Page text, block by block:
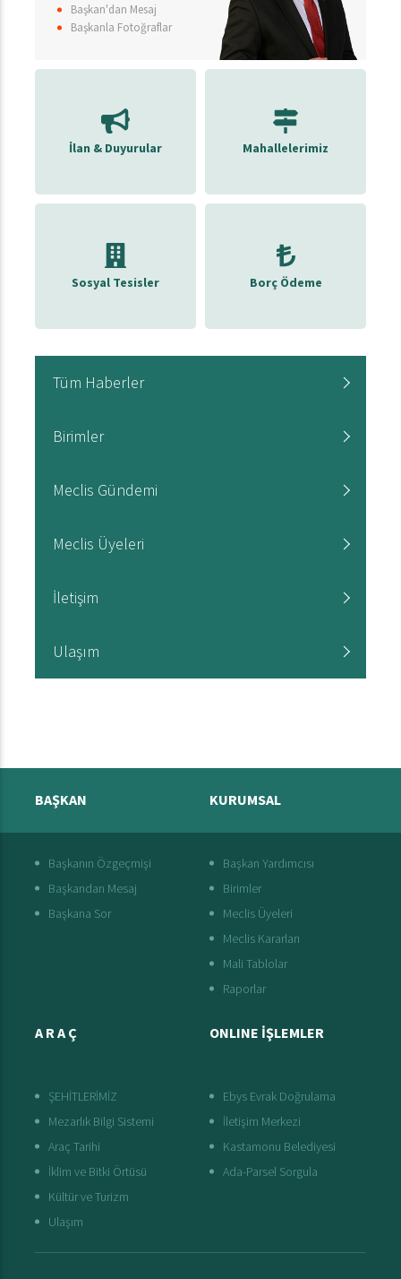
Başkan'dan Mesaj
Başkanla Fotoğraflar
İlan & Duyurular Mahallelerimiz
Sosyal Tesisler Borç Ödeme
Tüm Haberler
Birimler
Meclis Gündemi
Meclis Üyeleri
İletişim
Ulaşım
BAŞKAN
Başkanın Özgeçmişi
Başkandan Mesaj
Başkana Sor
KURUMSAL
Başkan Yardımcısı
Birimler
Meclis Üyeleri
Meclis Kararları
Mali Tablolar
Raporlar
A R A Ç
ŞEHİTLERİMİZ
Mezarlık Bilgi Sistemi
Araç Tarihi
İklim ve Bitki Örtüsü
Kültür ve Turizm
Ulaşım
ONLINE İŞLEMLER
Ebys Evrak Doğrulama
İletişim Merkezi
Kastamonu Belediyesi
Ada-Parsel Sorgula